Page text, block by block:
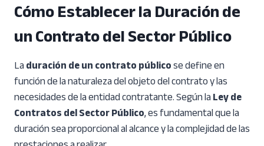
Cómo Establecer la Duración de
un Contrato del Sector Público
Laduración de un contrato públicose define en
función de la naturaleza del objeto del contrato y las
necesidades de la entidad contratante. Según laLey de
Contratos del Sector Público, es fundamental que la
duración sea proporcional al alcance y la complejidad de las